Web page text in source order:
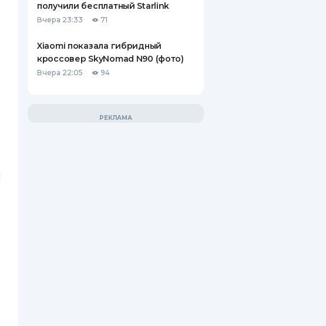
КОНТАКТЫ
получили бесплатный Starlink
Вчера 23:33 71
Xiaomi показала гибридный
кроссовер SkyNomad N90 (фото)
Вчера 22:05 94